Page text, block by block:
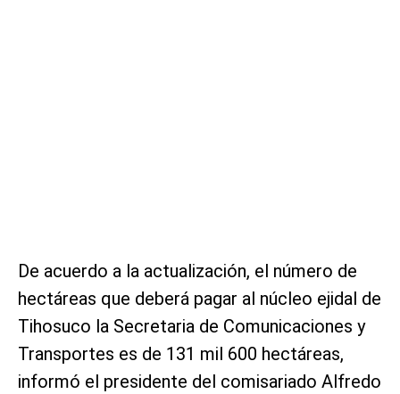
De acuerdo a la actualización, el número de
hectáreas que deberá pagar al núcleo ejidal de
Tihosuco la Secretaria de Comunicaciones y
Transportes es de 131 mil 600 hectáreas,
informó el presidente del comisariado Alfredo